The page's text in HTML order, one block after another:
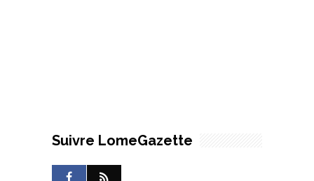
Suivre LomeGazette